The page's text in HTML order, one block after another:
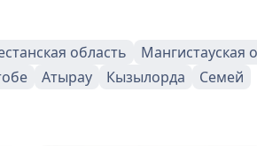
область Мангистауская
Атырау Кызылорда Семей